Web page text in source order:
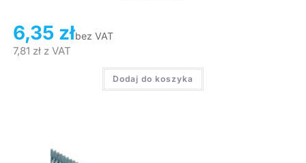
6,35 złbez VAT
7,81 złz VAT
Dodaj do koszyka